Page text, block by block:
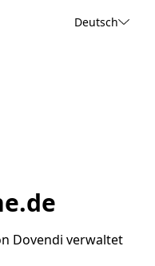
Deutsch
Dovendi verwaltet